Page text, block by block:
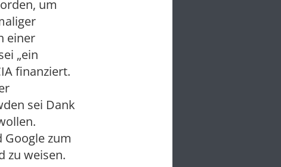
um
einer
„ein
finanziert.
sei Dank
zum
zu weisen.